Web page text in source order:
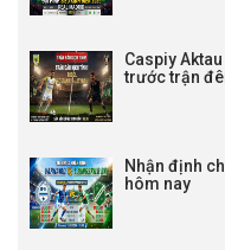
Caspiy
trước trận
Nhận định
hôm nay